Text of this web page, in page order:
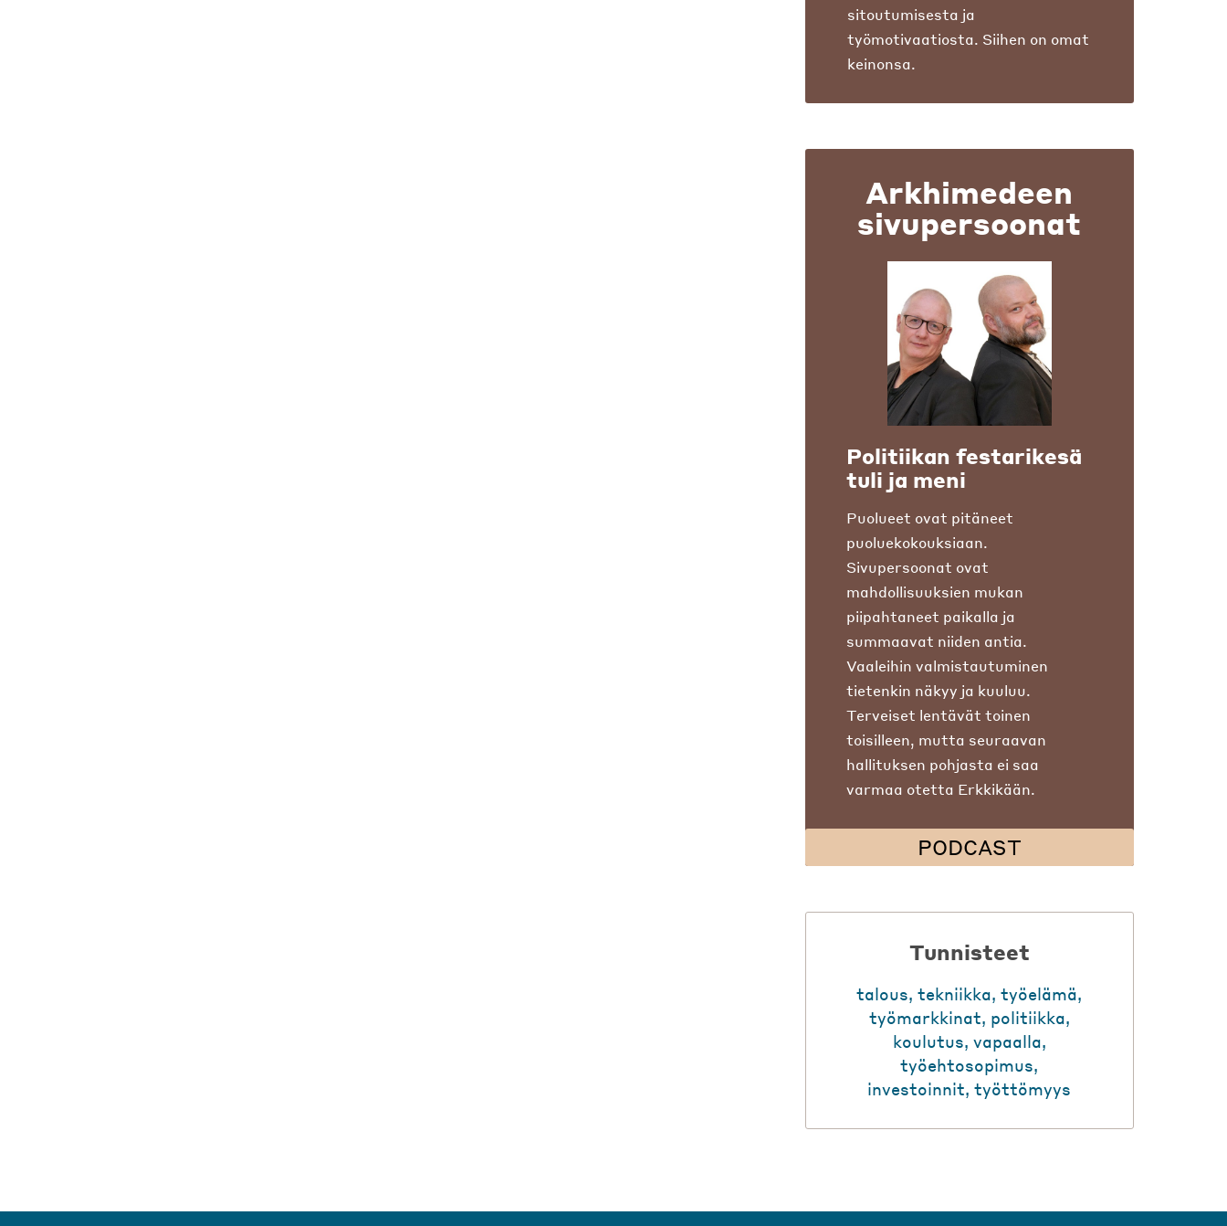
sitoutumisesta ja
työmotivaatiosta. Siihen on omat
keinonsa.
Arkhimedeen
sivupersoonat
Politiikan festarikesä
tuli ja meni
Puolueet ovat pitäneet
puoluekokouksiaan.
Sivupersoonat ovat
mahdollisuuksien mukan
piipahtaneet paikalla ja
summaavat niiden antia.
Vaaleihin valmistautuminen
tietenkin näkyy ja kuuluu.
Terveiset lentävät toinen
toisilleen, mutta seuraavan
hallituksen pohjasta ei saa
varmaa otetta Erkkikään.
PODCAST
Tunnisteet
talous,tekniikka,työelämä,
työmarkkinat, politiikka,
koulutus, vapaalla,
työehtosopimus,
investoinnit,työttömyys